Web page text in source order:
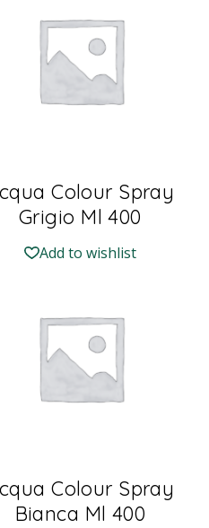
Colour Spray
Grigio Ml 400
Add to wishlist
Colour Spray
Bianca Ml 400